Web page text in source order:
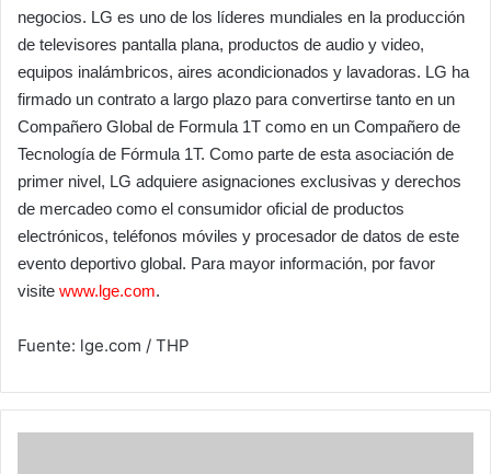
negocios. LG es uno de los líderes mundiales en la producción
de televisores pantalla plana, productos de audio y video,
equipos inalámbricos, aires acondicionados y lavadoras. LG ha
firmado un contrato a largo plazo para convertirse tanto en un
Compañero Global de Formula 1T como en un Compañero de
Tecnología de Fórmula 1T. Como parte de esta asociación de
primer nivel, LG adquiere asignaciones exclusivas y derechos
de mercadeo como el consumidor oficial de productos
electrónicos, teléfonos móviles y procesador de datos de este
evento deportivo global. Para mayor información, por favor
visite www.lge.com.
Fuente: lge.com / THP